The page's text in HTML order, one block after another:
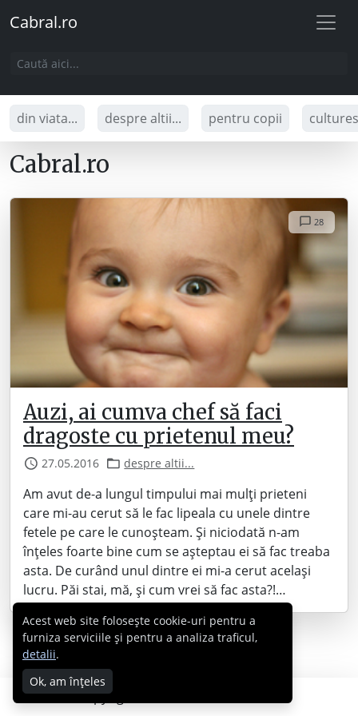
Cabral.ro
din viata... despre altii... pentru copii
Cabral.ro
28
Auzi, ai cumva chef să faci
dragoste cu prietenul meu?
27.05.2016 despre altii...
Am avut de-a lungul timpului mai mulți prieteni
care mi-au cerut să le fac lipeala cu unele dintre
fetele pe care le cunoșteam. Și niciodată n-am
înțeles foarte bine cum se așteptau ei să fac treaba
asta. De curând unul dintre ei mi-a cerut același
lucru. Păi stai, mă, și cum vrei să fac asta?!…
Copyright © 2007 - 2026 Cabral.ro
Acest web site folosește cookie-uri pentru a
furniza serviciile și pentru a analiza traficul,
detalii.
Ok, am înțeles